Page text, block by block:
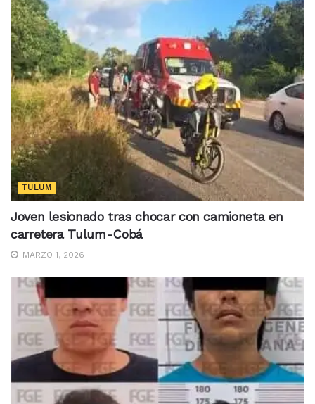
TULUM
Joven lesionado tras chocar con camioneta en
carretera Tulum-Cobá
MARZO 1, 2026